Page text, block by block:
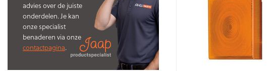
advies over de juiste
onderdelen. Je kan
onze specialist
benaderen via onze
contactpagina.